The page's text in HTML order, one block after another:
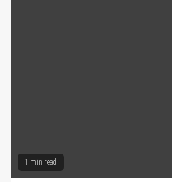
1 min read